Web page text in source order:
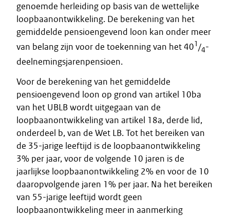
genoemde herleiding op basis van de wettelijke
loopbaanontwikkeling. De berekening van het
gemiddelde pensioengevend loon kan onder meer
van belang zijn voor de toekenning van het 401/4-
deelnemingsjarenpensioen.
Voor de berekening van het gemiddelde
pensioengevend loon op grond van artikel 10ba
van het UBLB wordt uitgegaan van de
loopbaanontwikkeling van artikel 18a, derde lid,
onderdeel b, van de Wet LB. Tot het bereiken van
de 35-jarige leeftijd is de loopbaanontwikkeling
3% per jaar, voor de volgende 10 jaren is de
jaarlijkse loopbaanontwikkeling 2% en voor de 10
daaropvolgende jaren 1% per jaar. Na het bereiken
van 55-jarige leeftijd wordt geen
loopbaanontwikkeling meer in aanmerking